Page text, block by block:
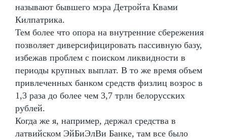
называют бывшего мэра Детройта Квами
Килпатрика.
Тем более что опора на внутренние сбережения
позволяет диверсифицировать пассивную базу,
избежав проблем с поиском ликвидности в
периоды крупных выплат. В то же время объем
привлеченных банком средств физлиц возрос в
1,3 раза до более чем 3,7 трлн белорусских
рублей.
Когда же я, например, держал средства в
латвийском ЭйБиЭлВи Банке, там все было